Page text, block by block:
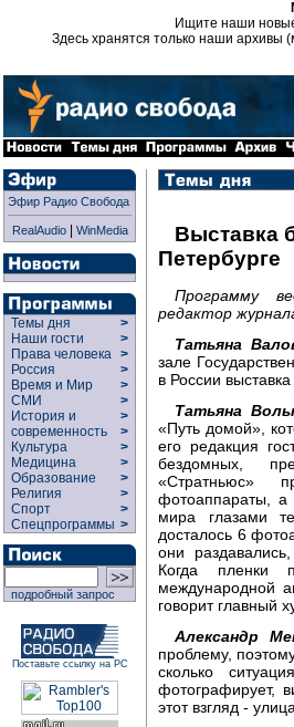
Ищите наши
Здесь хранятся только наши архивы
Эфир Радио Свобода
RealAudio| WinMedia
Темы дня
>
Наши гости
>
Права человека >
Россия
>
Время и Мир
>
СМИ
>
История и
современность
>
>
Культура
>
Медицина
>
Образование
>
Религия
>
Спорт
>
Спецпрограммы >
подробный запрос
Поставьте ссылку на РС
Выставка
Петербурге
Программу
редактор
Татьяна
зале
в России
Татьяна
«Путь домой»,
его редакция
бездомных,
«Стратньюс»
фотоаппараты, а
мира глазами
досталось 6
они
Когда пленки
международной
говорит главный
Александр
проблему,
сколько
фотографирует,
этот взгляд -